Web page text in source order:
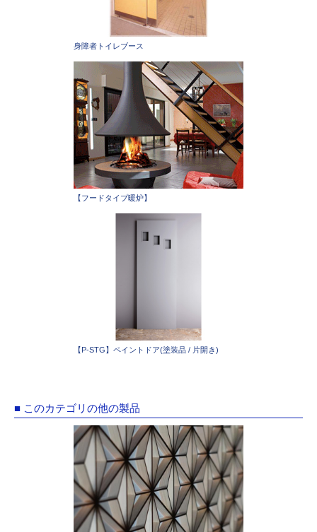
身障者トイレブース
【フードタイプ暖炉】
【P-STG】ペイントドア(塗装品 / 片開き)
■ このカテゴリの他の製品